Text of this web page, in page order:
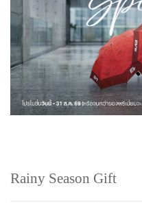
Rainy Season Gift